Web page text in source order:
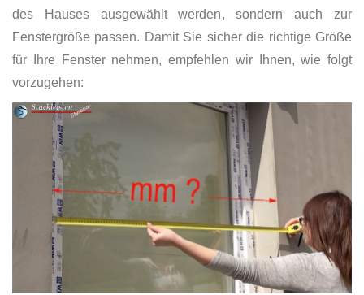
des Hauses ausgewählt werden, sondern auch zur
Fenstergröße passen. Damit Sie sicher die richtige Größe
für Ihre Fenster nehmen, empfehlen wir Ihnen, wie folgt
vorzugehen: